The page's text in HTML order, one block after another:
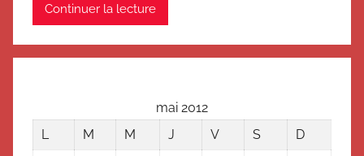
Continuer la lecture
mai 2012
L
M M J V S
D